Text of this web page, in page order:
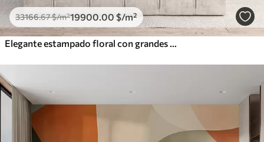
33166.67$/m²19900 .00 $/m²